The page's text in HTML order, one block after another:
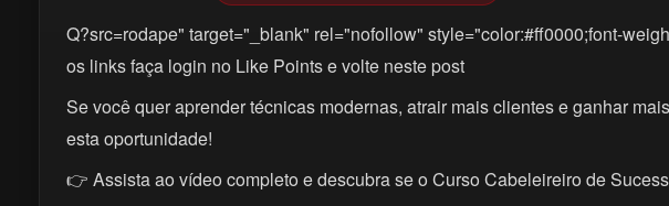
Q?src=rodape" target="_blank" rel="nofollow" style="color:#ff0000;font-
os links faça login no Like Points e volte neste post
Se você quer aprender técnicas modernas, atrair mais clientes e ganhar
esta oportunidade!
👉 Assista ao vídeo completo e descubra se o Curso Cabeleireiro de